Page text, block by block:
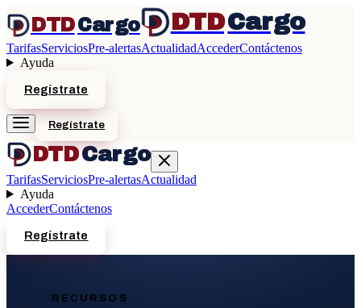
DTDCargo DTDCargo
TarifasServiciosPre-alertasActualidadAccederContáctenos
Ayuda
Regístrate
Regístrate
DTDCargo
TarifasServiciosPre-alertasActualidad
Ayuda
AccederContáctenos
Regístrate
RECURSOS